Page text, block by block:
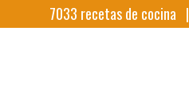
7033 recetas de cocina |